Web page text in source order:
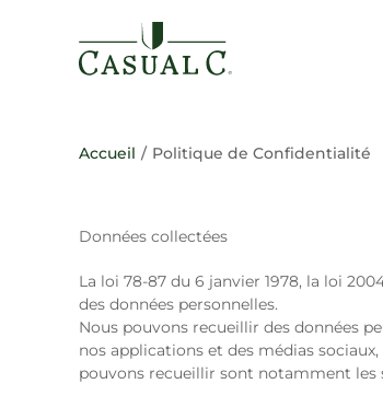
Accueil / Politique de Confidentialité
Données collectées
La loi 78-87 du 6 janvier 1978, la loi
des données personnelles.
Nous pouvons recueillir des données
nos applications et des médias
pouvons recueillir sont notamment les